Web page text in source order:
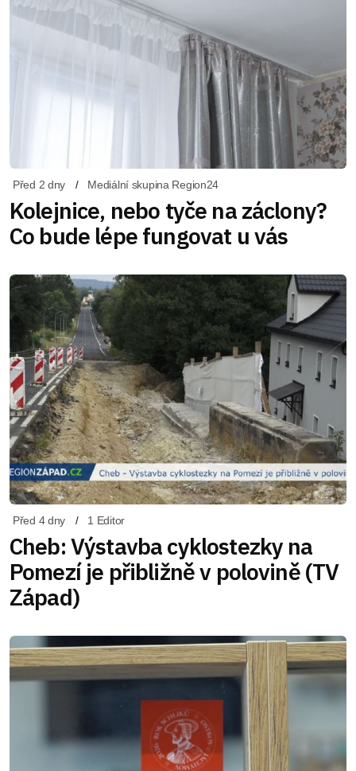
Před 2 dny Mediální skupina Region24
Kolejnice, nebo tyče na záclony?
Co bude lépe fungovat u vás
Před 4 dny 1 Editor
Cheb: Výstavba cyklostezky na
Pomezí je přibližně v polovině (TV
Západ)